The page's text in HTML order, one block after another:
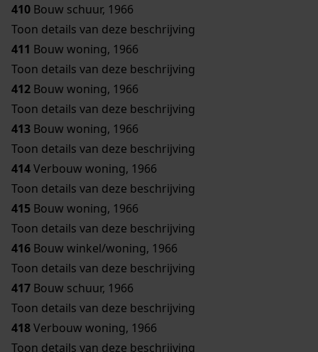
410 Bouw schuur, 1966
Toon details van deze beschrijving
411 Bouw woning, 1966
Toon details van deze beschrijving
412 Bouw woning, 1966
Toon details van deze beschrijving
413 Bouw woning, 1966
Toon details van deze beschrijving
414Verbouw woning, 1966
Toon details van deze beschrijving
415 Bouw woning, 1966
Toon details van deze beschrijving
416 Bouw winkel/woning, 1966
Toon details van deze beschrijving
417 Bouw schuur, 1966
Toon details van deze beschrijving
418Verbouw woning, 1966
Toon details van deze beschrijving